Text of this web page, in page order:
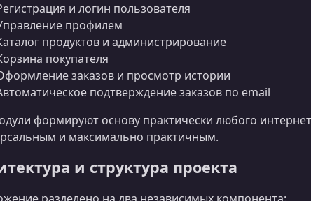
и логин пользователя
профилем
продуктов и администрирование
покупателя
заказов и просмотр истории
подтверждение заказов по email
формируют основу практически любого
и максимально практичным.
и структура проекта